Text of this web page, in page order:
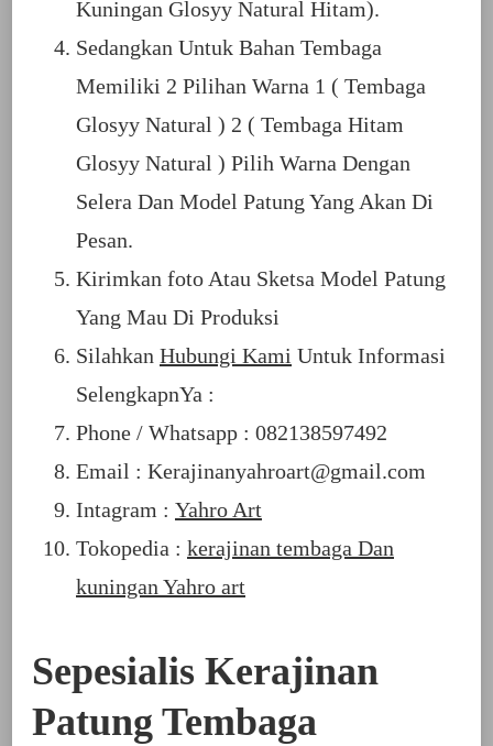
Kuningan Glosyy Natural Hitam).
Sedangkan Untuk Bahan Tembaga
Memiliki 2 Pilihan Warna 1 ( Tembaga
Glosyy Natural ) 2 ( Tembaga Hitam
Glosyy Natural ) Pilih Warna Dengan
Selera Dan Model Patung Yang Akan Di
Pesan.
Kirimkan foto Atau Sketsa Model Patung
Yang Mau Di Produksi
Silahkan Hubungi Kami Untuk Informasi
SelengkapnYa :
Phone / Whatsapp : 082138597492
Email : Kerajinanyahroart@gmail.com
Intagram : Yahro Art
Tokopedia : kerajinan tembaga Dan
kuningan Yahro art
Sepesialis Kerajinan
Patung Tembaga